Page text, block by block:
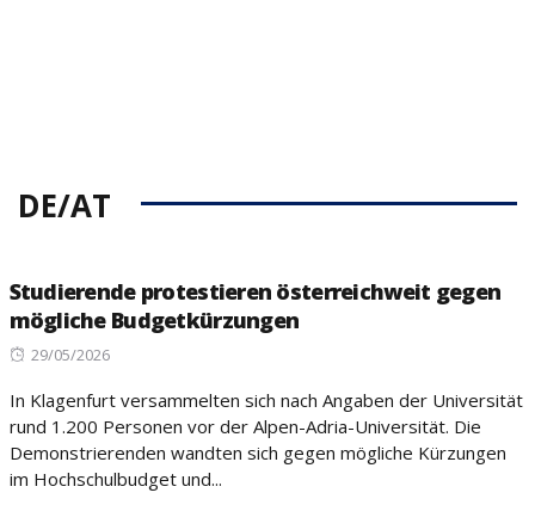
DE/AT
Studierende protestieren österreichweit gegen
mögliche Budgetkürzungen
Posted
29/05/2026
In Klagenfurt versammelten sich nach Angaben der Universität
rund 1.200 Personen vor der Alpen-Adria-Universität. Die
Demonstrierenden wandten sich gegen mögliche Kürzungen
im Hochschulbudget und...